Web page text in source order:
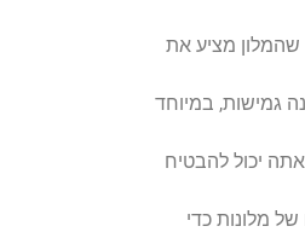
שהמלון מציע את
גמישות, במיוחד
יכול להבטיח
מלונות כדי